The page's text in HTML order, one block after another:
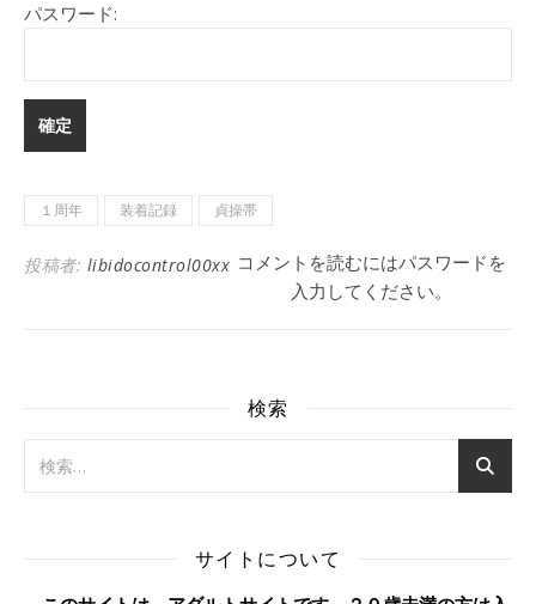
パスワード:
１周年 装着記録 貞操帯
投稿者: libidocontrol00xx コメントを読むにはパスワードを
入力してください。
検索
サイトについて